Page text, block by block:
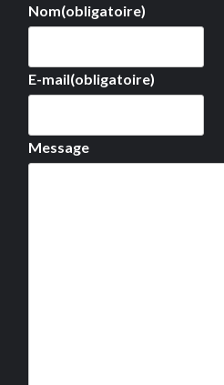
Nom(obligatoire)
E-mail(obligatoire)
Message